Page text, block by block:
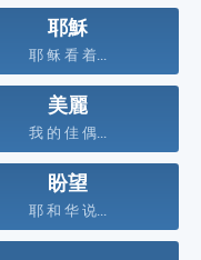
耶穌
耶 稣 看 着...
美麗
我 的 佳 偶...
盼望
耶 和 华 说...